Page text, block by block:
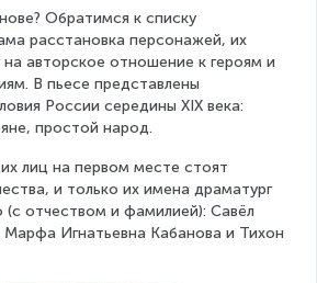
Обратимся к списку
расстановка персонажей, их
авторское отношение к героям и
В пьесе представлены
России середины XIX века:
простой народ.
лиц на первом месте стоят
и только их имена драматург
отчеством и фамилией): Савёл
Игнатьевна Кабанова и Тихон